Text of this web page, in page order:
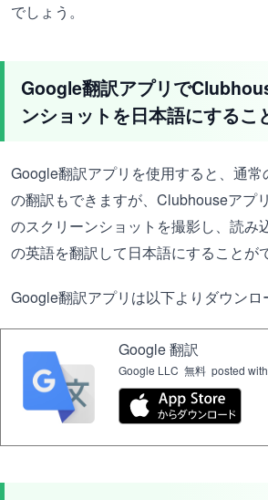
でしょう。
Google翻訳アプリで
ンショットを日本語にするこ
Google翻訳アプリを使用すると、通常
の翻訳もできますが、Clubhouseアプ
のスクリーンショットを撮影し、読み
の英語を翻訳して日本語にすることが
Google翻訳アプリは以下よりダウンロ
Google 翻訳
Google LLC 無料 posted with